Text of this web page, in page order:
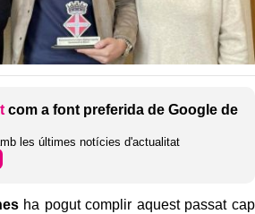
com a font preferida de Google de
les últimes notícies d'actualitat
ha pogut complir aquest passat cap